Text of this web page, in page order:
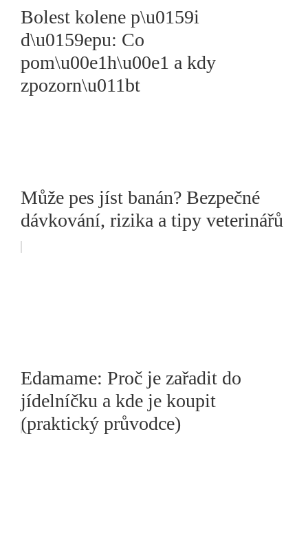
Bolest kolene p\u0159i
d\u0159epu: Co
pom\u00e1h\u00e1 a kdy
zpozorn\u011bt
Může pes jíst banán? Bezpečné
dávkování, rizika a tipy veterinářů
Edamame: Proč je zařadit do
jídelníčku a kde je koupit
(praktický průvodce)